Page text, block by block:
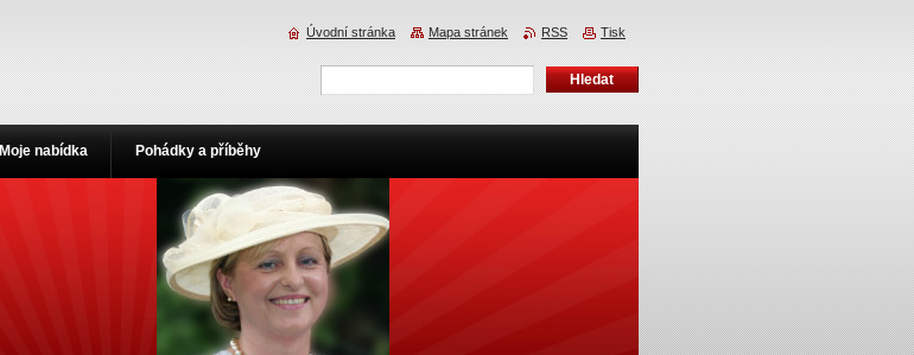
Moje nabídka Pohádky a příběhy
Úvodní stránka Mapa stránek RSS Tisk